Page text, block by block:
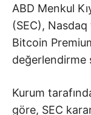
ABD Menkul
(SEC),
Bitcoin
değerlendirme
Kurum
göre, SEC